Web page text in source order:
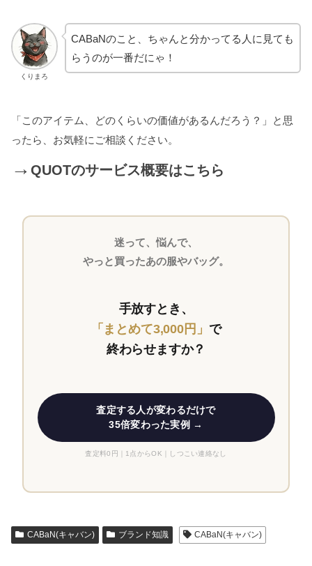
くりまろ
CABaNのこと、ちゃんと分かってる人に見ても
らうのが一番だにゃ！
「このアイテム、どのくらいの価値があるんだろう？」と思
ったら、お気軽にご相談ください。
→ QUOTのサービス概要はこちら
迷って、悩んで、
やっと買ったあの服やバッグ。
手放すとき、
「まとめて3,000円」 で
終わらせますか？
査定する人が変わるだけで
35倍変わった実例 →
査定料0円｜1点からOK｜しつこい連絡なし
CABaN(キャバン) ブランド知識 CABaN(キャバン)